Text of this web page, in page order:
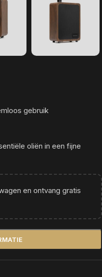
gebruik
oliën in een fijne
en ontvang gratis